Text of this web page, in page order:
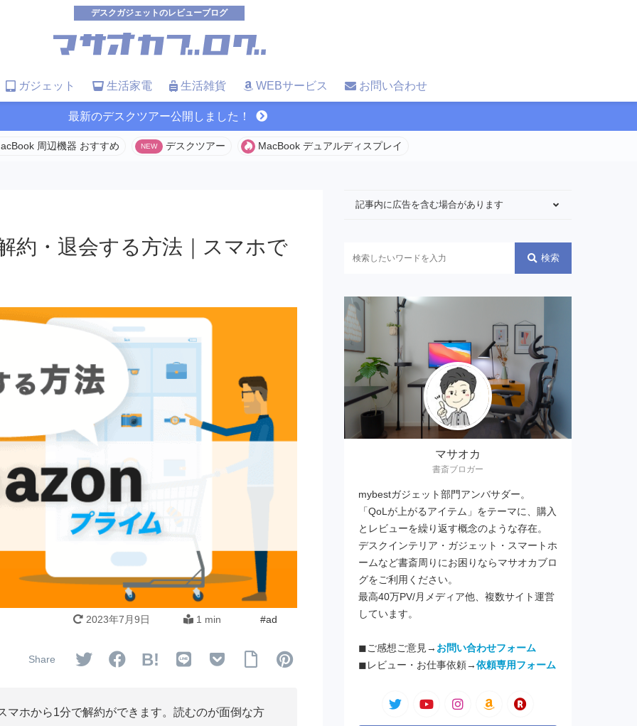
デスクガジェットのレビューブログ
ガジェット 生活家電 生活雑貨 WEBサービス お問い合わせ
最新のデスクツアー公開しました！
周辺機器 おすすめ デスクツアー MacBook デュアルディスプレイ
約・退会する方法｜スマホで
2023年7月9日 1 min
B!
マホから1分で解約ができます。読むのが面倒な方
記事内に広告を含む場合があります
検索
マサオカ
書斎ブロガー
mybestガジェット部門アンバサダー。
「QoLが上がるアイテム」をテーマに、購入
とレビューを繰り返す概念のような存在。
デスクインテリア・ガジェット・スマートホ
ームなど書斎周りにお困りならマサオカブロ
グをご利用ください。
最高40万PV/月メディア他、複数サイト運営
しています。
◼︎ご感想ご意見→ お問い合わせフォーム
◼︎レビュー・お仕事依頼→ 依頼専用フォーム